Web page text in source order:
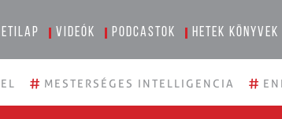
Videók Podcastok Hetek könyvek
# MESTERSÉGES INTELLIGENCIA #